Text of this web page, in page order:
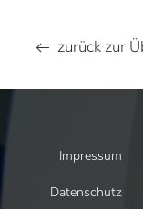
zurück zur
Impressum
Datenschutz